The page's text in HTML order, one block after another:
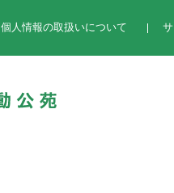
個人情報の取扱いについて